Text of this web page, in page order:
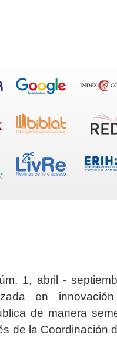
1, abril -
en
de manera
de la Coordinación